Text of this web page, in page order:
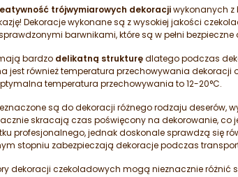
trójwymiarowych dekoracjiwykonanych z
Dekoracje wykonane są z wysokiej jakości
barwnikami, które są w pełni
bardzo delikatną strukturędlatego podczas
jest również temperatura przechowywania
temperatura przechowywania to 12-20°C.
są do dekoracji różnego rodzaju deserów,
skracają czas poświęcony na dekorowanie, co
profesjonalnego, jednak doskonale sprawdzą się
stopniu zabezpieczają dekoracje podczas
dekoracji czekoladowych mogą nieznacznie